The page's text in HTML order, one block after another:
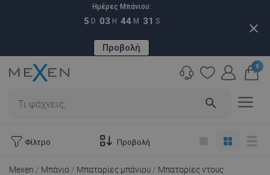
Ημέρες Μπάνιου:
5 D 03 H 44 M 30 S
Προβολή
close
search
0
Φίλτρο Προβολή
Mexen Μπάνιο Μπαταρίες μπάνιου Μπαταρίες ντους